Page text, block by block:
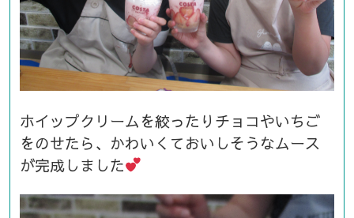
ホイップクリームを絞ったりチョコやいちご
をのせたら、かわいくておいしそうなムース
が完成しました